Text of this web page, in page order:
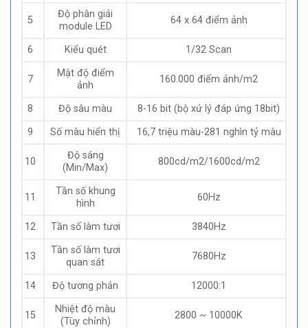
5
Độ phân giải
module LED
64 x 64 điểm ảnh
6 Kiểu quét 1/32 Scan
7
Mật độ điểm
ảnh
160.000 điểm ảnh/m2
8 Độ sâu màu
8-16 bit (bộ xử lý đáp ứng 18bit)
9
Số màu hiển thị 16,7 triệu màu-281 nghìn tỷ màu
10
Độ sáng
(Min/Max)
800cd/m2/1600cd/m2
11
Tần số khung
hình
60Hz
12 Tần số làm tươi 3840Hz
13
Tần số làm tươi
quan sát
7680Hz
14 Độ tương phản 12000:1
15
Nhiệt độ màu
(Tùy chỉnh)
2800 ~ 10000K